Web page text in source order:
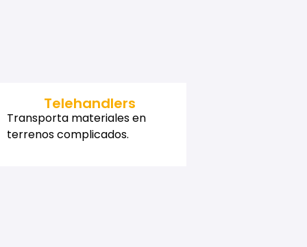
Telehandlers
Transporta materiales en
terrenos complicados.